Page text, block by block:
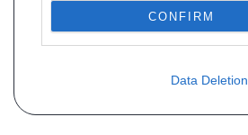
CONFIRM
Data Deletion